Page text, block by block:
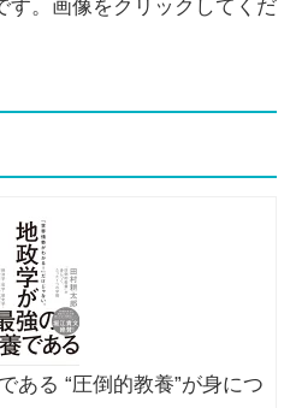
。画像をクリックしてくだ
ある “圧倒的教養”が身につ